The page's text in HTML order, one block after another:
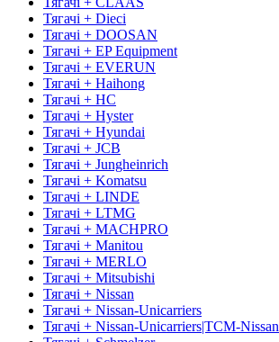
Тягачі + Dieci
Тягачі + DOOSAN
Тягачі + EP Equipment
Тягачі + EVERUN
Тягачі + Haihong
Тягачі + HC
Тягачі + Hyster
Тягачі + Hyundai
Тягачі + JCB
Тягачі + Jungheinrich
Тягачі + Komatsu
Тягачі + LINDE
Тягачі + LTMG
Тягачі + MACHPRO
Тягачі + Manitou
Тягачі + MERLO
Тягачі + Mitsubishi
Тягачі + Nissan
Тягачі + Nissan-Unicarriers
Тягачі + Nissan-Unicarriers|TCM-Nissan